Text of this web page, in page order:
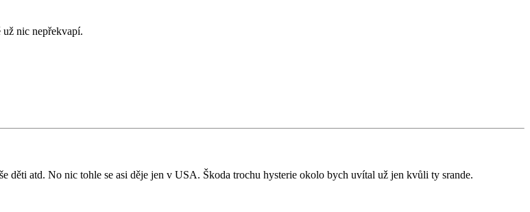
už nic nepřekvapí.
děti atd. No nic tohle se asi děje jen v USA. Škoda trochu hysterie okolo bych uvítal už jen kvůli ty srande.